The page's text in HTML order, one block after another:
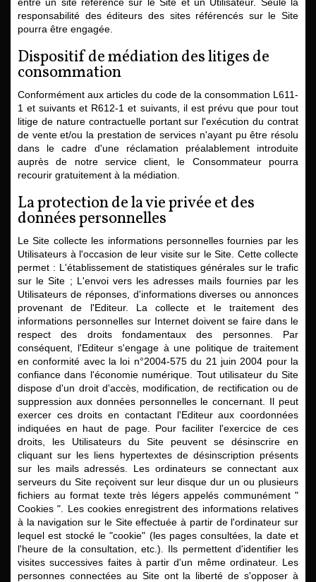
responsabilité des éditeurs des sites référencés sur le Site
pourra être engagée.
Dispositif de médiation des litiges de
consommation
Conformément aux articles du code de la consommation L611-
1 et suivants et R612-1 et suivants, il est prévu que pour tout
litige de nature contractuelle portant sur l'exécution du contrat
de vente et/ou la prestation de services n'ayant pu être résolu
dans le cadre d'une réclamation préalablement introduite
auprès de notre service client, le Consommateur pourra
recourir gratuitement à la médiation.
La protection de la vie privée et des
données personnelles
Le Site collecte les informations personnelles fournies par les
Utilisateurs à l'occasion de leur visite sur le Site. Cette collecte
permet : L'établissement de statistiques générales sur le trafic
sur le Site ; L'envoi vers les adresses mails fournies par les
Utilisateurs de réponses, d'informations diverses ou annonces
provenant de l'Editeur. La collecte et le traitement des
informations personnelles sur Internet doivent se faire dans le
respect des droits fondamentaux des personnes. Par
conséquent, l'Editeur s'engage à une politique de traitement
en conformité avec la loi n°2004-575 du 21 juin 2004 pour la
confiance dans l'économie numérique. Tout utilisateur du Site
dispose d'un droit d'accès, modification, de rectification ou de
suppression aux données personnelles le concernant. Il peut
exercer ces droits en contactant l'Editeur aux coordonnées
indiquées en haut de page. Pour faciliter l'exercice de ces
droits, les Utilisateurs du Site peuvent se désinscrire en
cliquant sur les liens hypertextes de désinscription présents
sur les mails adressés. Les ordinateurs se connectant aux
serveurs du Site reçoivent sur leur disque dur un ou plusieurs
fichiers au format texte très légers appelés communément "
Cookies ". Les cookies enregistrent des informations relatives
à la navigation sur le Site effectuée à partir de l'ordinateur sur
lequel est stocké le "cookie" (les pages consultées, la date et
l'heure de la consultation, etc.). Ils permettent d'identifier les
visites successives faites à partir d'un même ordinateur. Les
personnes connectées au Site ont la liberté de s'opposer à